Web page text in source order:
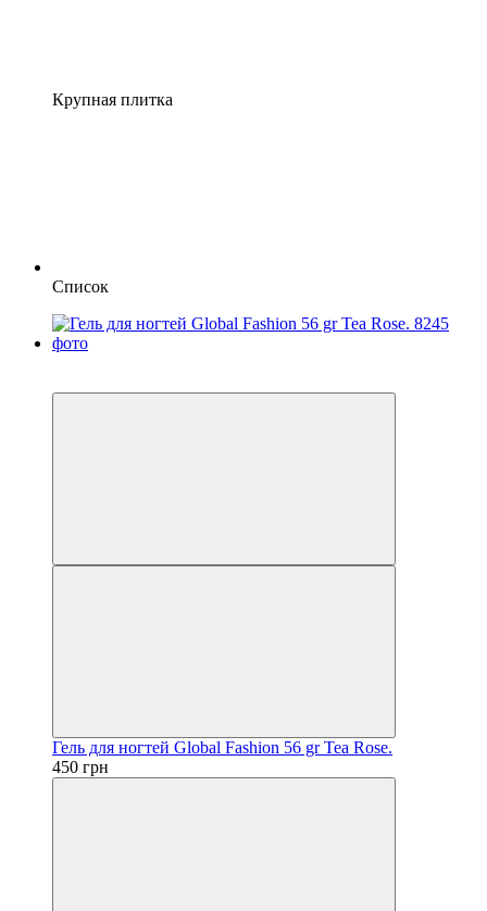
Крупная плитка
Список
Гель для ногтей Global Fashion 56 gr Tea Rose.
450 грн